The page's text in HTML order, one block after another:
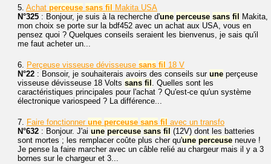
5. Achat perceuse sans fil
Makita USA
N°325 : Bonjour, je suis à la recherche d'une perceuse sans fil
Makita,
mon choix se porte sur la bdf452 avec un achat aux USA, vous en
pensez quoi ? Quelques conseils seraient les bienvenus, je sais qu'il
me faut acheter un...
6. Perçeuse visseuse dévisseuse sans fil
18 V
N°22 : Bonsoir, je souhaiterais avoirs des conseils sur une perçeuse
visseuse dévisseuse 18 Volts sans fil . Quelles sont les
caractéristiques principales pour l'achat ? Qu'est-ce qu'un système
électronique variospeed ? La différence...
7. Faire fonctionner une perceuse sans fil avec un transfo
N°632 : Bonjour. J'ai une perceuse sans fil (12V) dont les batteries
sont mortes ; les remplacer coûte plus cher qu'une perceuse neuve !
Je pense la faire marcher avec un câble relié au chargeur mais il y a 3
bornes sur le chargeur et 3...